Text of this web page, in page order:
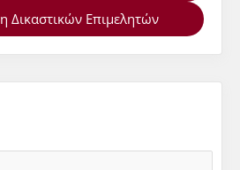
Δικαστικών Επιμελητών